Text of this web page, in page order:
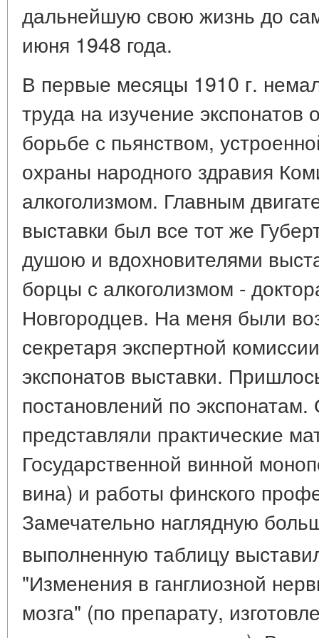
дальнейшую свою жизнь до
июня 1948 года.
В первые месяцы 1910 г.
труда на изучение
борьбе с пьянством,
охраны народного здравия
алкоголизмом. Главным
выставки был все тот же
душою и вдохновителями
борцы с алкоголизмом -
Новгородцев. На меня были
секретаря экспертной
экспонатов выставки.
постановлений по
представляли практические
Государственной винной
вина) и работы финского
Замечательно наглядную
выполненную таблицу
"Изменения в ганглиозной
мозга" (по препарату,